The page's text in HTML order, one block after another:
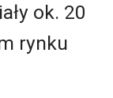
ok. 20
rynku